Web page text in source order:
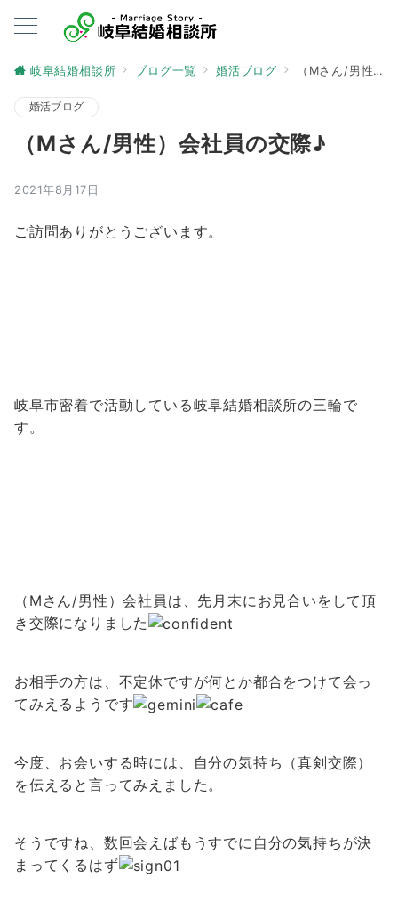
岐阜結婚相談所 ブログ一覧 婚活ブログ （Mさん/男性）会社員の交際♪
婚活ブログ
（Mさん/男性）会社員の交際♪
2021年8月17日
ご訪問ありがとうございます。
岐阜市密着で活動している岐阜結婚相談所の三輪で
す。
（Mさん/男性）会社員は、先月末にお見合いをして頂
き交際になりました
お相手の方は、不定休ですが何とか都合をつけて会っ
てみえるようです
今度、お会いする時には、自分の気持ち（真剣交際）
を伝えると言ってみえました。
そうですね、数回会えばもうすでに自分の気持ちが決
まってくるはず